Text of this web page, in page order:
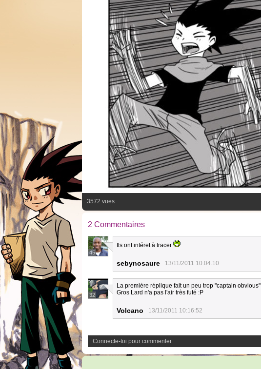
3572 vues
2 Commentaires
45
Ils ont intéret à tracer
sebynosaure 13/11/2011 10:04:10
32
La première réplique fait un peu trop "captain
Gros Lard n'a pas l'air très futé :P
Volcano 13/11/2011 10:16:52
Connecte-toi pour commenter